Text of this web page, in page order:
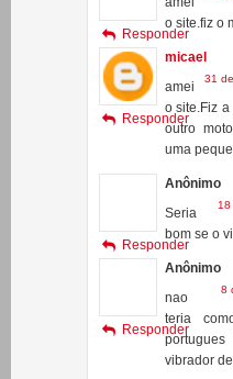
micael
amei
o site.fiz
Responder
micael
31
amei
o site.Fiz a
outro
uma
Anônimo
Seria
bom se o
Responder
Anônimo
8
nao
teria